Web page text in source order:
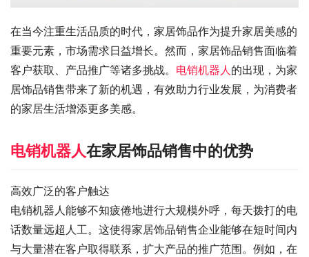
在当今注重生活品质的时代，家居饰品作为提升家居美感的
重要元素，市场需求日益增长。然而，家居饰品销售面临着
客户获取、产品推广等诸多挑战。 电销机器人的出现，为家
居饰品销售带来了新的机遇，有效助力行业发展，为消费者
的家居生活增添更多美感。
电销机器人在家居饰品销售中的优势
高效广泛的客户触达
电销机器人能够不知疲倦地进行大规模外呼，每天拨打的电
话数量远超人工。这使得家居饰品销售企业能够在短时间内
与大量潜在客户取得联系，扩大产品的推广范围。例如，在